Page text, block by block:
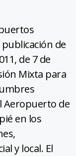
de
de 7 de
Mixta para
Aeropuerto de
en los
y local. El